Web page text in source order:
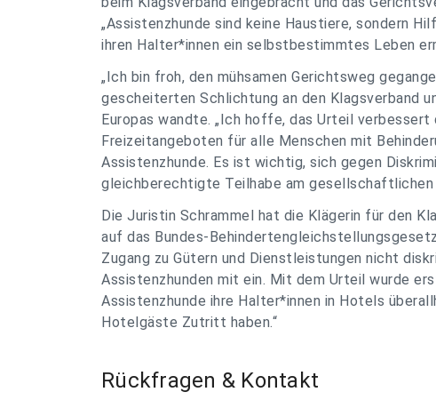
„Assistenzhunde sind keine Haustiere, sondern
ihren Halter*innen ein selbstbestimmtes Leben
„Ich bin froh, den mühsamen Gerichtsweg
gescheiterten Schlichtung an den Klagsverband
Europas wandte. „Ich hoffe, das Urteil verbessert
Freizeitangeboten für alle Menschen mit
Assistenzhunde. Es ist wichtig, sich gegen
gleichberechtigte Teilhabe am gesellschaftlichen
Die Juristin Schrammel hat die Klägerin für den
auf das Bundes-
Zugang zu Gütern und Dienstleistungen nicht
Assistenzhunden mit ein. Mit dem Urteil wurde
Assistenzhunde ihre Halter*innen in Hotels
Hotelgäste Zutritt haben.“
Rückfragen & Kontakt